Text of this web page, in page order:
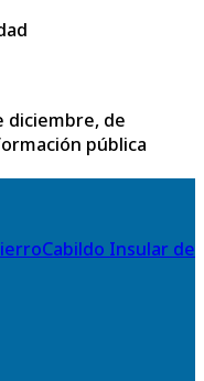
diciembre, de
pública
Cabildo Insular de